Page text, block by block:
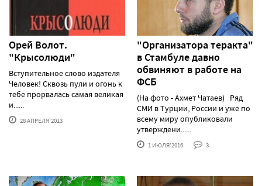
Орей Волот.
"Крысолюди"
Вступительное слово издателя
Человек! Сквозь пули и огонь к
тебе прорвалась самая великая
и......
28 АПРЕЛЯ'2013
"Организатора теракта"
в Стамбуле давно
обвиняют в работе на
ФСБ
(На фото - Ахмет Чатаев) Ряд
СМИ в Турции, России и уже по
всему миру опубликовали
утверждени......
1 ИЮЛЯ'2016 3